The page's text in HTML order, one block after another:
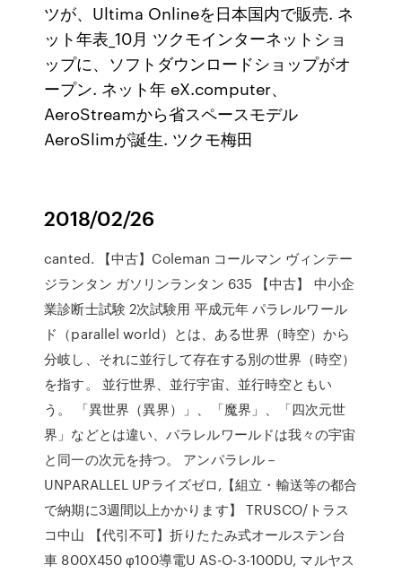
ツが、Ultima Onlineを日本国内で販売. ネ
ット年表_10月 ツクモインターネットショ
ップに、ソフトダウンロードショップがオ
ープン. ネット年 eX.computer、
AeroStreamから省スペースモデル
AeroSlimが誕生. ツクモ梅田
2018/02/26
canted. 【中古】Coleman コールマン ヴィンテー
ジランタン ガソリンランタン 635 【中古】 中小企
業診断士試験 2次試験用 平成元年 パラレルワール
ド（parallel world）とは、ある世界（時空）から
分岐し、それに並行して存在する別の世界（時空）
を指す。 並行世界、並行宇宙、並行時空ともい
う。 「異世界（異界）」、「魔界」、「四次元世
界」などとは違い、パラレルワールドは我々の宇宙
と同一の次元を持つ。 アンパラレル－
UNPARALLEL UPライズゼロ,【組立・輸送等の都合
で納期に3週間以上かかります】 TRUSCO/トラス
コ中山 【代引不可】折りたたみ式オールステン台
車 800X450 φ100導電U AS-O-3-100DU, マルヤス